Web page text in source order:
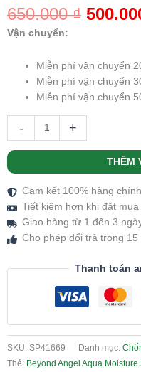
5.00 trên 5
dựa trên
1
650.000₫
Vận chuyển:
Miễn phí vận chuyển
Miễn phí vận chuyển
Miễn phí vận chuyển
- +
THÊM
Cam kết 100% hàng
Tiết kiệm hơn khi đặt
Giao hàng từ 1 đến 3
Cho phép đổi trả trong 15
Thanh toán
SKU: SP41669 Danh mục:
Thẻ: Beyond Angel Aqua